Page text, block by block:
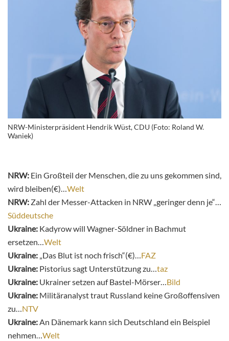
NRW-Ministerpräsident Hendrik Wüst, CDU (Foto: Roland W.
Waniek)
NRW: Ein Großteil der Menschen, die zu uns gekommen sind,
wird bleiben(€)… Welt
NRW: Zahl der Messer-Attacken in NRW „geringer denn je“…
Süddeutsche
Ukraine: Kadyrow will Wagner-Söldner in Bachmut
ersetzen… Welt
Ukraine: „Das Blut ist noch frisch“(€)… FAZ
Ukraine: Pistorius sagt Unterstützung zu… taz
Ukraine: Ukrainer setzen auf Bastel-Mörser… Bild
Ukraine: Militäranalyst traut Russland keine Großoffensiven
zu… NTV
Ukraine: An Dänemark kann sich Deutschland ein Beispiel
nehmen… Welt